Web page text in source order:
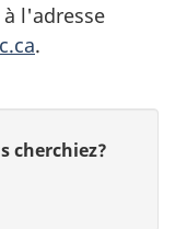
l'adresse
.
cherchiez?